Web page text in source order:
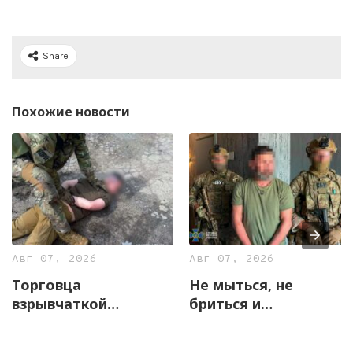
Share
Похожие новости
Авг 07, 2026
Торговца
взрывчаткой
Авг 07, 2026
Не мыться, не
бриться и